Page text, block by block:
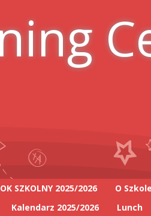
SZKOLNY 2025/2026
O Szkole
Adres
Kalendarz 2025/2026 Lunch